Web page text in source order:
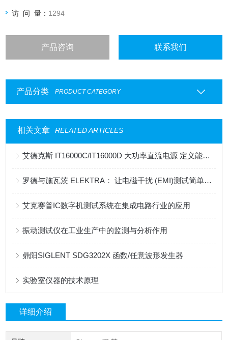
访 问 量： 1294
产品咨询 联系我们
产品分类 PRODUCT CATEGORY
相关文章 RELATED ARTICLES
艾德克斯 IT16000C/IT16000D 大功率直流电源 定义能源效率新维度
罗德与施瓦茨 ELEKTRA： 让电磁干扰 (EMI)测试简单易行
艾克赛普IC数字机测试系统在集成电路行业的应用
振动测试仪在工业生产中的监测与分析作用
鼎阳SIGLENT SDG3202X 函数/任意波形发生器
实验室仪器的技术原理
详细介绍